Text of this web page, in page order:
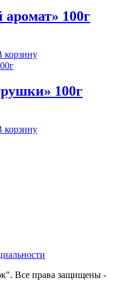
100г
корзину
100г
корзину
Все права защищены -